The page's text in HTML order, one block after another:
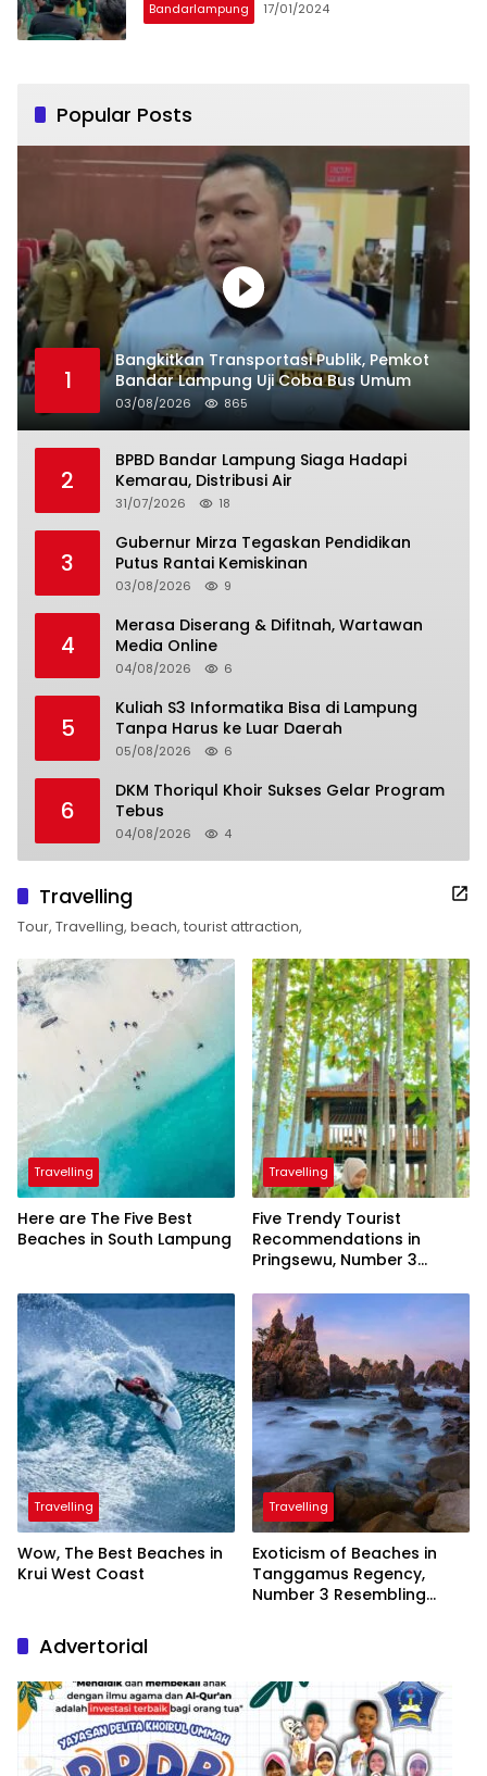
Bandarlampung 17/01/2024
Popular Posts
1
Bangkitkan Transportasi Publik, Pemkot
Bandar Lampung Uji Coba Bus Umum
03/08/2026 865
2
BPBD Bandar Lampung Siaga Hadapi
Kemarau, Distribusi Air
31/07/2026 18
3
Gubernur Mirza Tegaskan Pendidikan
Putus Rantai Kemiskinan
03/08/2026 9
4
Merasa Diserang & Difitnah, Wartawan
Media Online
04/08/2026 6
5
Kuliah S3 Informatika Bisa di Lampung
Tanpa Harus ke Luar Daerah
05/08/2026 6
6
DKM Thoriqul Khoir Sukses Gelar Program
Tebus
04/08/2026 4
Travelling
Tour, Travelling, beach, tourist attraction,
Travelling
Here are The Five Best
Beaches in South Lampung
Travelling
Five Trendy Tourist
Recommendations in
Pringsewu, Number 3
President
Travelling
Wow, The Best Beaches in
Krui West Coast
Travelling
Exoticism of Beaches in
Tanggamus Regency,
Number 3 Resembling
Advertorial